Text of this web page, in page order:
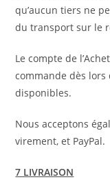
qu’aucun tiers ne
du transport sur le
Le compte de
commande dès
disponibles.
Nous acceptons
virement, et PayPal.
7 LIVRAISON